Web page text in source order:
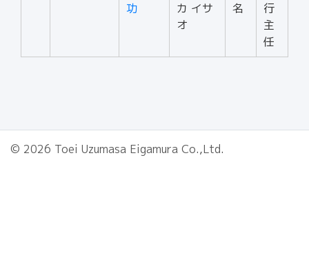
功
カ イサ
オ
名
行
主
任
© 2026 Toei Uzumasa Eigamura Co.,Ltd.